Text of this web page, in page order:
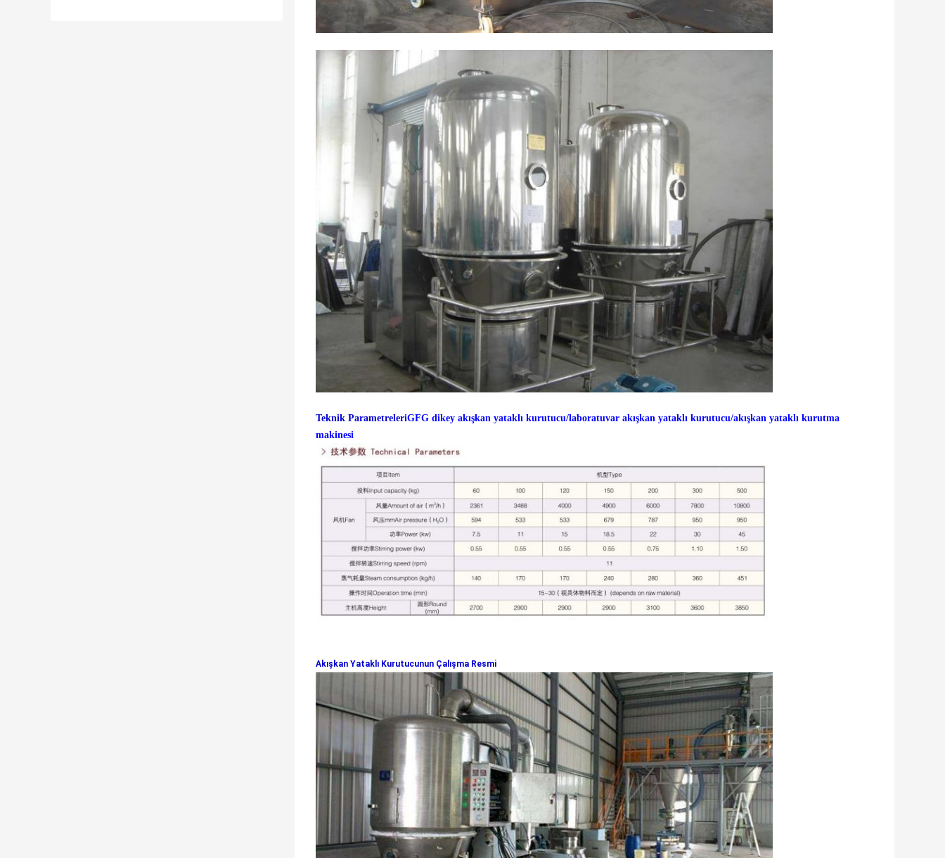
Teknik ParametreleriGFG dikey akışkan yataklı kurutucu/laboratuvar akışkan yataklı kurutucu/akışkan yataklı kurutma
makinesi
Akışkan Yataklı Kurutucunun Çalışma Resmi